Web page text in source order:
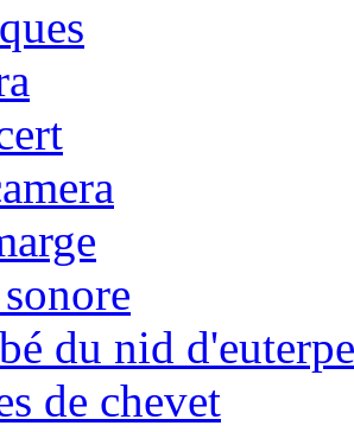
du nid d'euterpe
de chevet